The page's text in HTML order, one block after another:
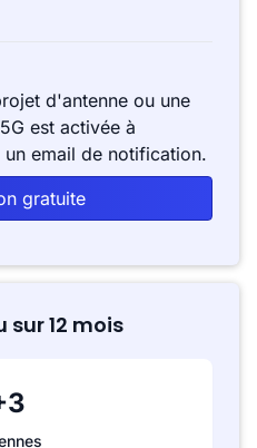
d'antenne ou une
est activée à
email de notification.
gratuite
sur 12 mois